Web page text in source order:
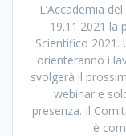
L’Accademia
19.11.2021 la
Scientifico 2021.
orienteranno i
svolgerà il
webinar e
presenza. Il
è